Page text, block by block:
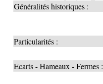
Généralités historiques :
Particularités :
Ecarts - Hameaux - Fermes :